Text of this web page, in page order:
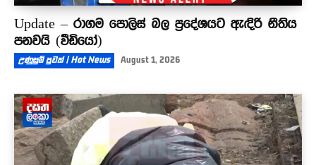
Update – රාගම පොලිස් බල ප්‍රදේශයට ඇඳිරි නීතිය
පනවයි (වීඩියෝ)
උණුසුම් පුවත් | Hot News August 1, 2026